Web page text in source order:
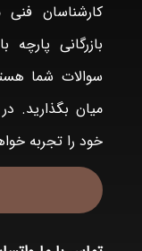
کارشناسان
بازرگانی پارچه
سوالات شما
میان بگذارید.
خود را تجربه